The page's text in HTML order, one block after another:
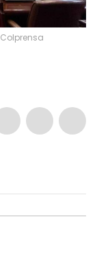
Colprensa